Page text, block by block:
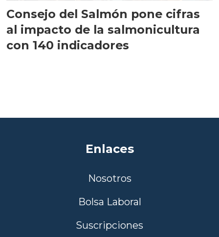
Consejo del Salmón pone cifras
al impacto de la salmonicultura
con 140 indicadores
Enlaces
Nosotros
Bolsa Laboral
Suscripciones